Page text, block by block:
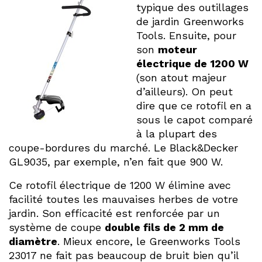
typique des outillages
de jardin Greenworks
Tools. Ensuite, pour
son moteur
électrique de 1200 W
(son atout majeur
d’ailleurs). On peut
dire que ce rotofil en a
sous le capot comparé
à la plupart des
coupe-bordures du marché. Le Black&Decker
GL9035, par exemple, n’en fait que 900 W.
Ce rotofil électrique de 1200 W élimine avec
facilité toutes les mauvaises herbes de votre
jardin. Son efficacité est renforcée par un
système de coupe double fils de 2 mm de
diamètre. Mieux encore, le Greenworks Tools
23017 ne fait pas beaucoup de bruit bien qu’il